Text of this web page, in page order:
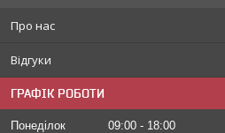
Про нас
Відгуки
ГРАФІК РОБОТИ
Понеділок 09:00
18:00